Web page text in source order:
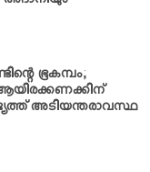
ഭൂകമ്പം;
അടിയന്തരാവസ്ഥ